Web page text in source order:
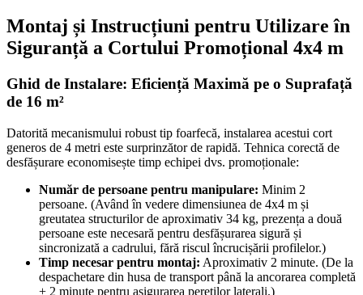
Montaj și Instrucțiuni pentru Utilizare în
Siguranță a Cortului Promoțional 4x4 m
Ghid de Instalare: Eficiență Maximă pe o Suprafață
de 16 m²
Datorită mecanismului robust tip foarfecă, instalarea acestui cort
generos de 4 metri este surprinzător de rapidă. Tehnica corectă de
desfășurare economisește timp echipei dvs. promoționale:
Număr de persoane pentru manipulare: Minim 2
persoane. (Având în vedere dimensiunea de 4x4 m și
greutatea structurilor de aproximativ 34 kg, prezența a două
persoane este necesară pentru desfășurarea sigură și
sincronizată a cadrului, fără riscul încrucișării profilelor.)
Timp necesar pentru montaj: Aproximativ 2 minute. (De la
despachetare din husa de transport până la ancorarea completă
+ 2 minute pentru asigurarea pereților laterali.)